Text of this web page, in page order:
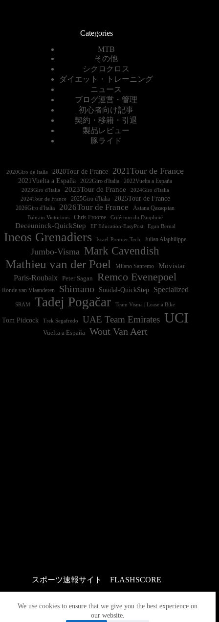
We use cookies to ensure that we give you the best experience on
our website.
Categories
MTB
その他
シクロクロス
ダイエット・トレーニング
ニュース
ブログ運営・管理
初心者向け記事
契約・移籍・引退
製品レビュー
豚ライド
2020Giro de Italia 2020Tour de France 2021Tour de France
2021Vuelta a España 2022Vuelta a España
2023Giro d'Italia 2023Tour de France
2024Tour de France
2025Giro d'Italia 2025Tour de France
2026Giro d'Italia 2026Tour de France Astana Qazaqstan
Bahrain Victorious Chris Froome Critérium du Dauphiné
Deceuninck-QuickStep EF Education-EasyPost Egan Bernal
Ineos Grenadiers Israel-Premier Tech Julian Alaphilippe
Jumbo-Visma Mark Cavendish
Mathieu van der Poel Milano Sanremo
Movistar
Paris-Roubaix
Peter Sagan Remco Evenepoel
Ronde van Vlaanderen Shimano Soudal-QuickStep Specialized
SRAM Tadej Pogačar Team Visma | Lease a Bike
Tom Pidcock Trek Segafredo UAE Team Emirates UCI
Vuelta a España Wout Van Aert
スポーツ速報サイト FLASHSCORE